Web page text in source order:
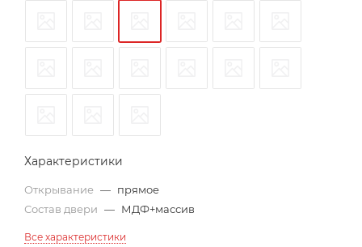
Характеристики
Открывание — прямое
Состав двери — МДФ+массив
Все характеристики